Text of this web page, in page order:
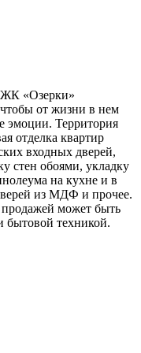
ЖК «Озерки»
чтобы от жизни в нем
эмоции. Территория
отделка квартир
входных дверей,
стен обоями, укладку
на кухне и в
из МДФ и прочее.
может быть
бытовой техникой.